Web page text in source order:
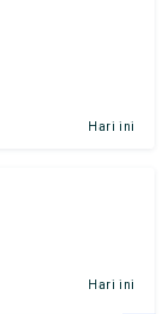
Hari ini
Hari ini